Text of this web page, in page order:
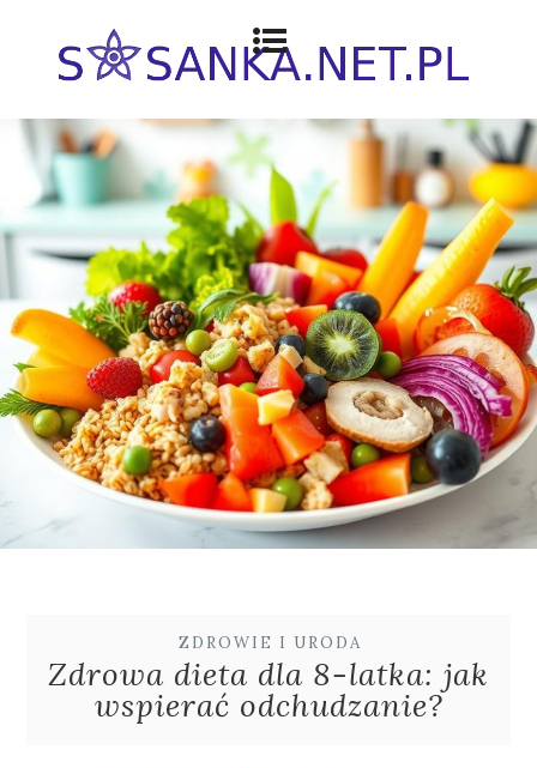
ZDROWIE I URODA
Zdrowa dieta dla 8-latka: jak
wspierać odchudzanie?